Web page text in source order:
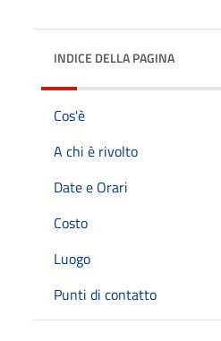
INDICE DELLA PAGINA
Cos'è
A chi è rivolto
Date e Orari
Costo
Luogo
Punti di contatto